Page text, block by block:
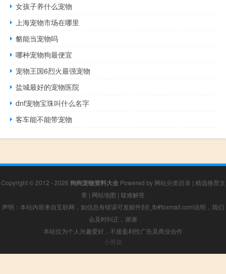
女孩子养什么宠物
上海宠物市场在哪里
貉能当宠物吗
哪种宠物狗最便宜
宠物王国6烈火最强宠物
盐城最好的宠物医院
dnf宠物宝珠叫什么名字
客车能不能带宠物
Copyright © 2012 - 2026 狗狗宠物资料大全Powered by 网站分类目录 | 精选推荐文
章 | 网站地图 | 疑难解答
声明：本站内容来自互联网，如信息有错误可发邮件到f_fb#foxmail.com说明，我们
会及时纠正，谢谢
本站仅为个人兴趣爱好，不接盈利性广告及商业合作
小男孩